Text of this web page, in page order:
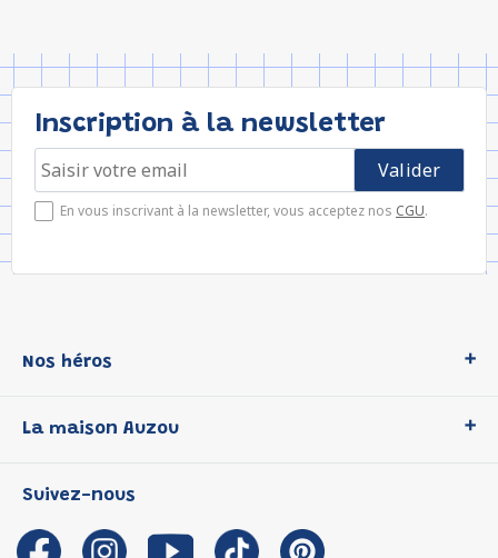
Inscription à la newsletter
En vous inscrivant à la newsletter, vous acceptez nos CGU.
Nos héros
P'tit Loup
Les Influenceuses
Migali
La maison Auzou
Notre histoire
Auzou s'engage
Suivez-nous